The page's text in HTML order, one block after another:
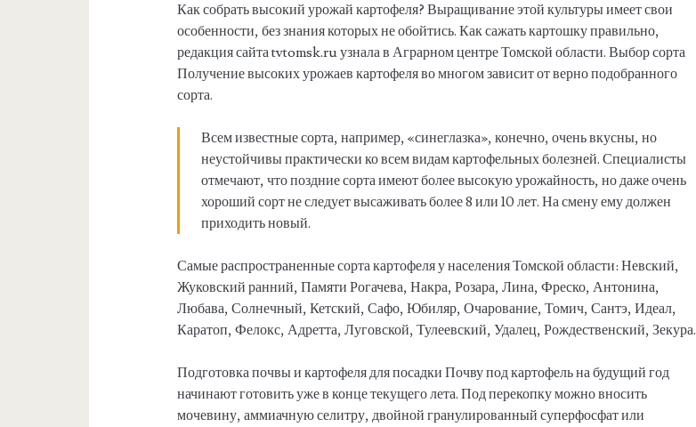
Как собрать высокий урожай картофеля? Выращивание этой культуры имеет свои
особенности, без знания которых не обойтись. Как сажать картошку правильно,
редакция сайта tvtomsk.ru узнала в Аграрном центре Томской области. Выбор сорта
Получение высоких урожаев картофеля во многом зависит от верно подобранного
сорта.
Всем известные сорта, например, «синеглазка», конечно, очень вкусны, но
неустойчивы практически ко всем видам картофельных болезней. Специалисты
отмечают, что поздние сорта имеют более высокую урожайность, но даже очень
хороший сорт не следует высаживать более 8 или 10 лет. На смену ему должен
приходить новый.
Самые распространенные сорта картофеля у населения Томской области: Невский,
Жуковский ранний, Памяти Рогачева, Накра, Розара, Лина, Фреско, Антонина,
Любава, Солнечный, Кетский, Сафо, Юбиляр, Очарование, Томич, Сантэ, Идеал,
Каратоп, Фелокс, Адретта, Луговской, Тулеевский, Удалец, Рождественский, Зекура.
Подготовка почвы и картофеля для посадки Почву под картофель на будущий год
начинают готовить уже в конце текущего лета. Под перекопку можно вносить
мочевину, аммиачную селитру, двойной гранулированный суперфосфат или